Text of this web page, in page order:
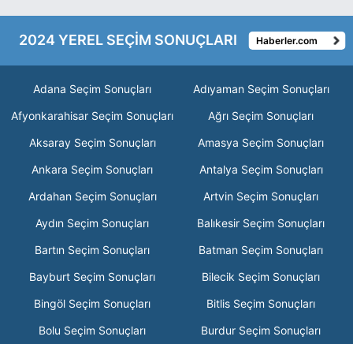
2024 YEREL SEÇİM SONUÇLARI Haberler.com
Adana Seçim Sonuçları
Adıyaman Seçim Sonuçları
Afyonkarahisar Seçim Sonuçları
Ağrı Seçim Sonuçları
Aksaray Seçim Sonuçları
Amasya Seçim Sonuçları
Ankara Seçim Sonuçları
Antalya Seçim Sonuçları
Ardahan Seçim Sonuçları
Artvin Seçim Sonuçları
Aydın Seçim Sonuçları
Balıkesir Seçim Sonuçları
Bartın Seçim Sonuçları
Batman Seçim Sonuçları
Bayburt Seçim Sonuçları
Bilecik Seçim Sonuçları
Bingöl Seçim Sonuçları
Bitlis Seçim Sonuçları
Bolu Seçim Sonuçları
Burdur Seçim Sonuçları